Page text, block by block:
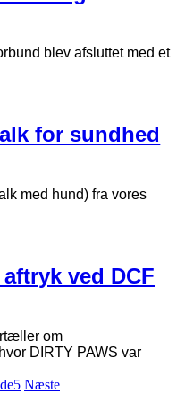
blev afsluttet med et
for sundhed
med hund) fra vores
aftryk ved DCF
om
DIRTY PAWS var
5 Næste